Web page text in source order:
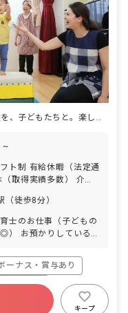
ワクワク・ドキドキする体験を、子どもたちと。楽しい毎日を一緒に。
~
ト制 有給休暇（法定通
取得実績多数） 介護
の休日を付与）
（徒歩8分）
士のお仕事（子どもの
） お預かりしている子
・清潔・衣類の着脱等
た社会性の装着 ・行事
知らせの作成
ーナス・賞与あり
厚生充実
産休育休制度
キープ